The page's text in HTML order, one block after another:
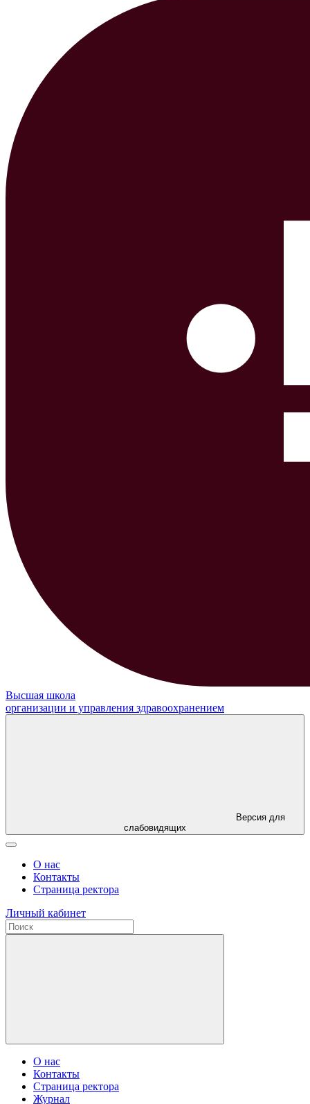
Высшая школа
организации и управления здравоохранением
Версия для
слабовидящих
О нас
Контакты
Страница ректора
Личный кабинет
О нас
Контакты
Страница ректора
Журнал